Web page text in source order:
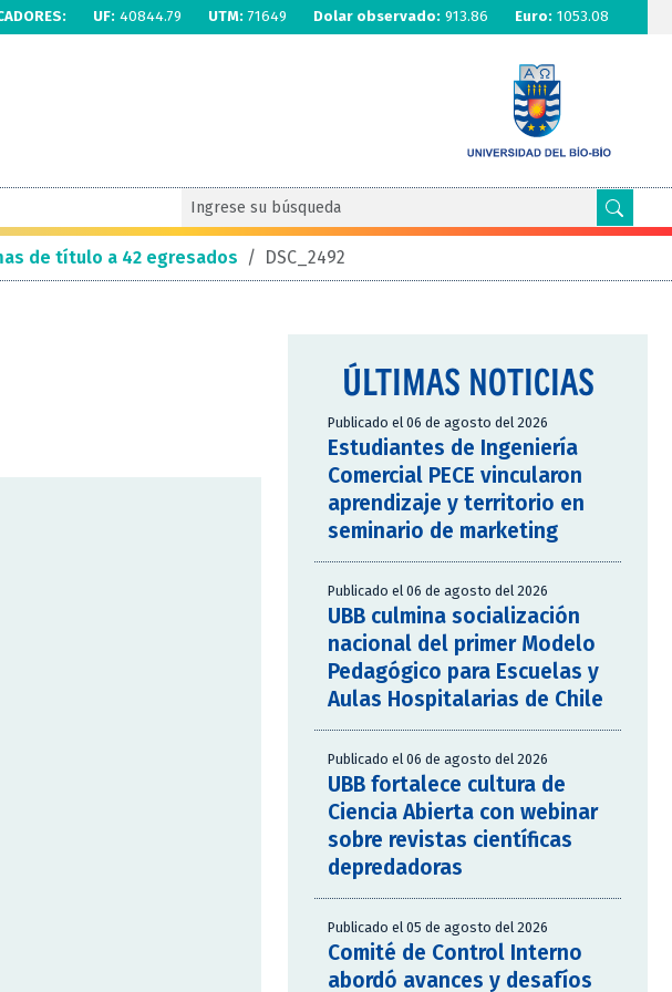
UF: 40844.79 UTM: 71649 Dolar observado: 913.86 Euro: 1053.08
de título a 42 egresados / DSC_2492
ÚLTIMAS NOTICIAS
Publicado el 06 de agosto del 2026
Estudiantes de Ingeniería
Comercial PECE vincularon
aprendizaje y territorio en
seminario de marketing
Publicado el 06 de agosto del 2026
UBB culmina socialización
nacional del primer Modelo
Pedagógico para Escuelas y
Aulas Hospitalarias de Chile
Publicado el 06 de agosto del 2026
UBB fortalece cultura de
Ciencia Abierta con webinar
sobre revistas científicas
depredadoras
Publicado el 05 de agosto del 2026
Comité de Control Interno
abordó avances y desafíos